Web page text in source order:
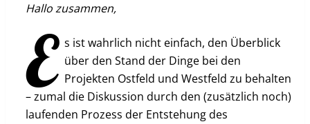
Hallo zusammen,
e s ist wahrlich nicht einfach, den Überblick
über den Stand der Dinge bei den
Projekten Ostfeld und Westfeld zu behalten
– zumal die Diskussion durch den (zusätzlich noch)
laufenden Prozess der Entstehung des